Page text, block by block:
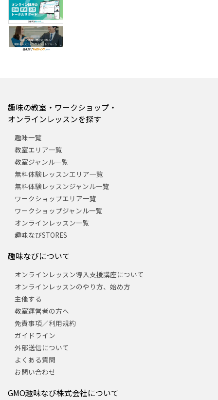
趣味の教室・ワークショップ・
オンラインレッスンを探す
趣味一覧
教室エリア一覧
教室ジャンル一覧
無料体験レッスンエリア一覧
無料体験レッスンジャンル一覧
ワークショップエリア一覧
ワークショップジャンル一覧
オンラインレッスン一覧
趣味なびSTORES
趣味なびについて
オンラインレッスン導入支援講座について
オンラインレッスンのやり方、始め方
主催する
教室運営者の方へ
免責事項／利用規約
ガイドライン
外部送信について
よくある質問
お問い合わせ
GMO趣味なび株式会社について